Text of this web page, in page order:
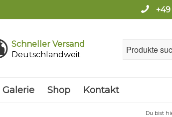
+49
Schneller Versand
Deutschlandweit
Galerie Shop Kontakt
Du bist